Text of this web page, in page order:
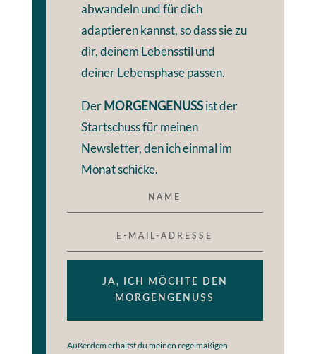
abwandeln und für dich
adaptieren kannst, so dass sie zu
dir, deinem Lebensstil und
deiner Lebensphase passen.
DerMORGENGENUSSist der
Startschuss für meinen
Newsletter, den ich einmal im
Monat schicke.
JA, ICH MÖCHTE DEN
MORGENGENUSS
Außerdem erhältst du meinen regelmäßigen